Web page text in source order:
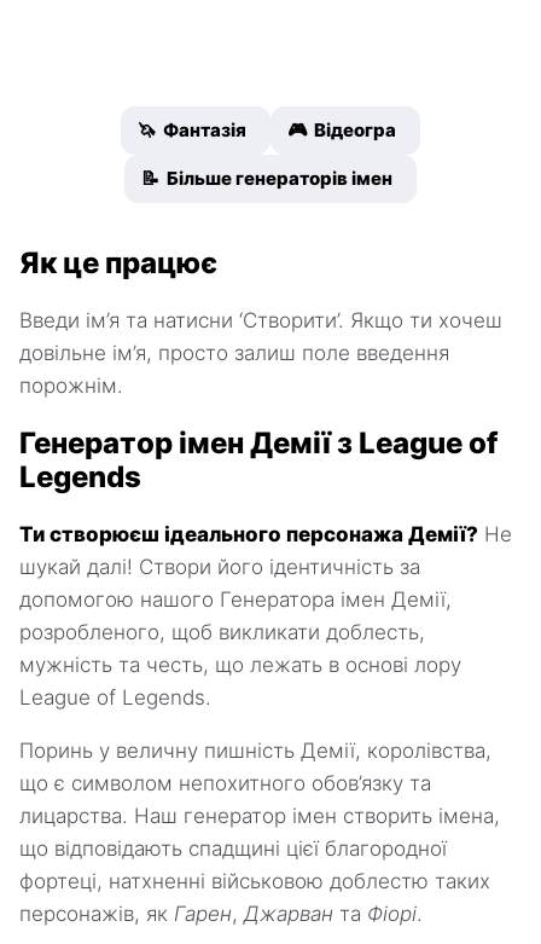
🦄 Фантазія 🎮 Відеогра
📝 Більше генераторів імен
Як це працює
Введи ім’я та натисни ‘Створити’. Якщо ти хочеш
довільне ім’я, просто залиш поле введення
порожнім.
Генератор імен Демії з League of
Legends
Ти створюєш ідеального персонажа Демії? Не
шукай далі! Створи його ідентичність за
допомогою нашого Генератора імен Демії,
розробленого, щоб викликати доблесть,
мужність та честь, що лежать в основі лору
League of Legends.
Поринь у величну пишність Демії, королівства,
що є символом непохитного обов’язку та
лицарства. Наш генератор імен створить імена,
що відповідають спадщині цієї благородної
фортеці, натхненні військовою доблестю таких
персонажів, як Гарен,Джарван та Фіорі.